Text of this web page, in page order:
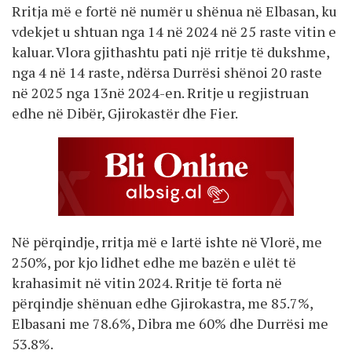
Rritja më e fortë në numër u shënua në Elbasan, ku
vdekjet u shtuan nga 14 në 2024 në 25 raste vitin e
kaluar. Vlora gjithashtu pati një rritje të dukshme,
nga 4 në 14 raste, ndërsa Durrësi shënoi 20 raste
në 2025 nga 13në 2024-en. Rritje u regjistruan
edhe në Dibër, Gjirokastër dhe Fier.
Në përqindje, rritja më e lartë ishte në Vlorë, me
250%, por kjo lidhet edhe me bazën e ulët të
krahasimit në vitin 2024. Rritje të forta në
përqindje shënuan edhe Gjirokastra, me 85.7%,
Elbasani me 78.6%, Dibra me 60% dhe Durrësi me
53.8%.